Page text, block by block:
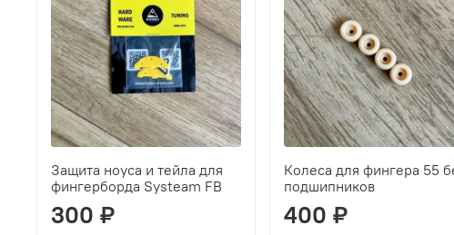
Защита ноуса и тейла для
фингерборда Systeam FB
300 ₽
Колеса для фингера 55
подшипников
400 ₽